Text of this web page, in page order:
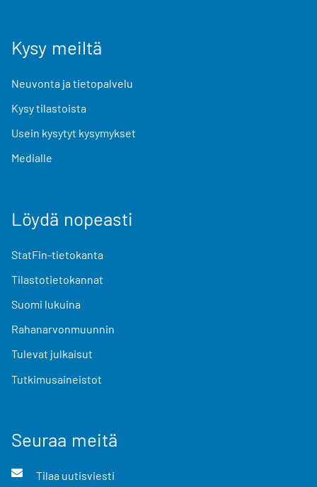
Kysy meiltä
Neuvonta ja tietopalvelu
Kysy tilastoista
Usein kysytyt kysymykset
Medialle
Löydä nopeasti
StatFin-tietokanta
Tilastotietokannat
Suomi lukuina
Rahanarvonmuunnin
Tulevat julkaisut
Tutkimusaineistot
Seuraa meitä
Tilaa uutisviesti